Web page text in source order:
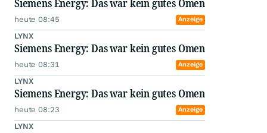
Siemens Energy: Das war kein gutes Omen
heute 08:45 Anzeige
LYNX
Siemens Energy: Das war kein gutes Omen
heute 08:31 Anzeige
LYNX
Siemens Energy: Das war kein gutes Omen
heute 08:23 Anzeige
LYNX